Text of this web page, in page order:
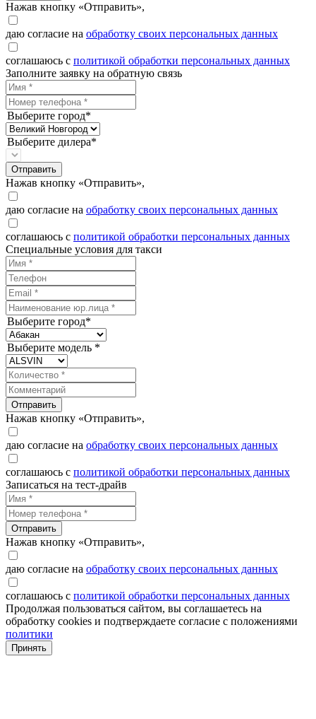
Нажав кнопку «Отправить»,
даю согласие на обработку своих персональных данных
соглашаюсь с политикой обработки персональных данных
Заполните заявку на обратную связь
Выберите город*
Выберите дилера*
Отправить
Нажав кнопку «Отправить»,
даю согласие на обработку своих персональных данных
соглашаюсь с политикой обработки персональных данных
Специальные условия для такси
Выберите город*
Выберите модель *
Отправить
Нажав кнопку «Отправить»,
даю согласие на обработку своих персональных данных
соглашаюсь с политикой обработки персональных данных
Записаться на тест-драйв
Отправить
Нажав кнопку «Отправить»,
даю согласие на обработку своих персональных данных
соглашаюсь с политикой обработки персональных данных
Продолжая пользоваться сайтом, вы соглашаетесь на
обработку cookies и подтверждаете согласие с положениями
политики
Принять